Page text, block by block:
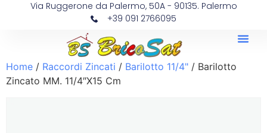
Via Ruggerone da Palermo, 50A - 90135. Palermo
+39 091 2766095
Home / Raccordi Zincati / Barilotto 11/4" / Barilotto
Zincato MM. 11/4″X15 Cm